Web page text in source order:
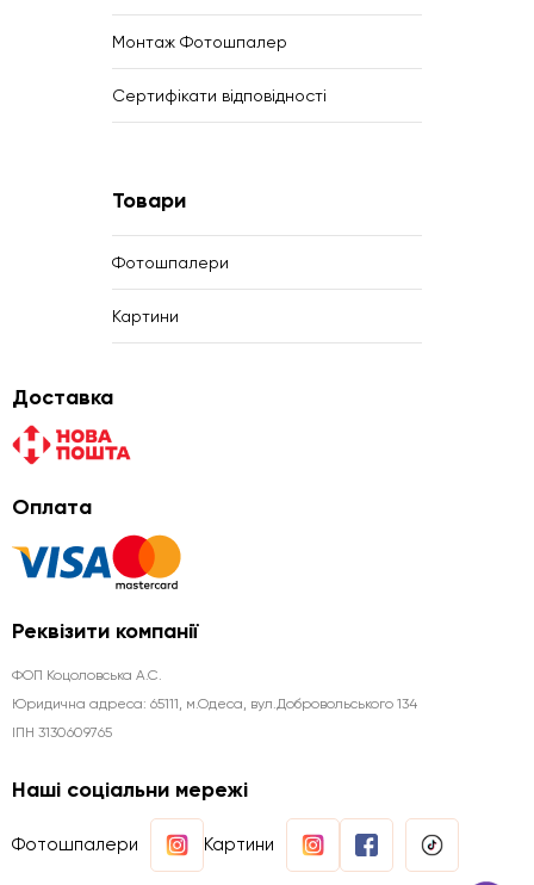
Монтаж Фотошпалер
Сертифікати відповідності
Товари
Фотошпалери
Картини
Доставка
Оплата
Реквізити компанії
ФОП Коцоловська А.С.
Юридична aдреса: 65111, м.Одеса, вул.Добровольського 134
ІПН 3130609765
Наші соціальни мережі
Фотошпалери Картини